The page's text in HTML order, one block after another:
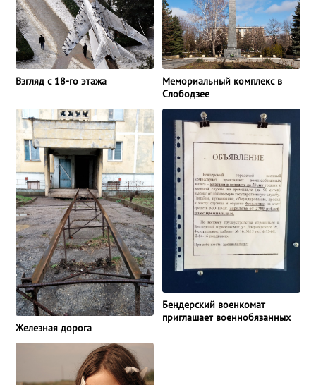
Взгляд с 18-го этажа
Мемориальный комплекс в
Слободзее
Железная дорога
Бендерский военкомат
приглашает военнобязанных